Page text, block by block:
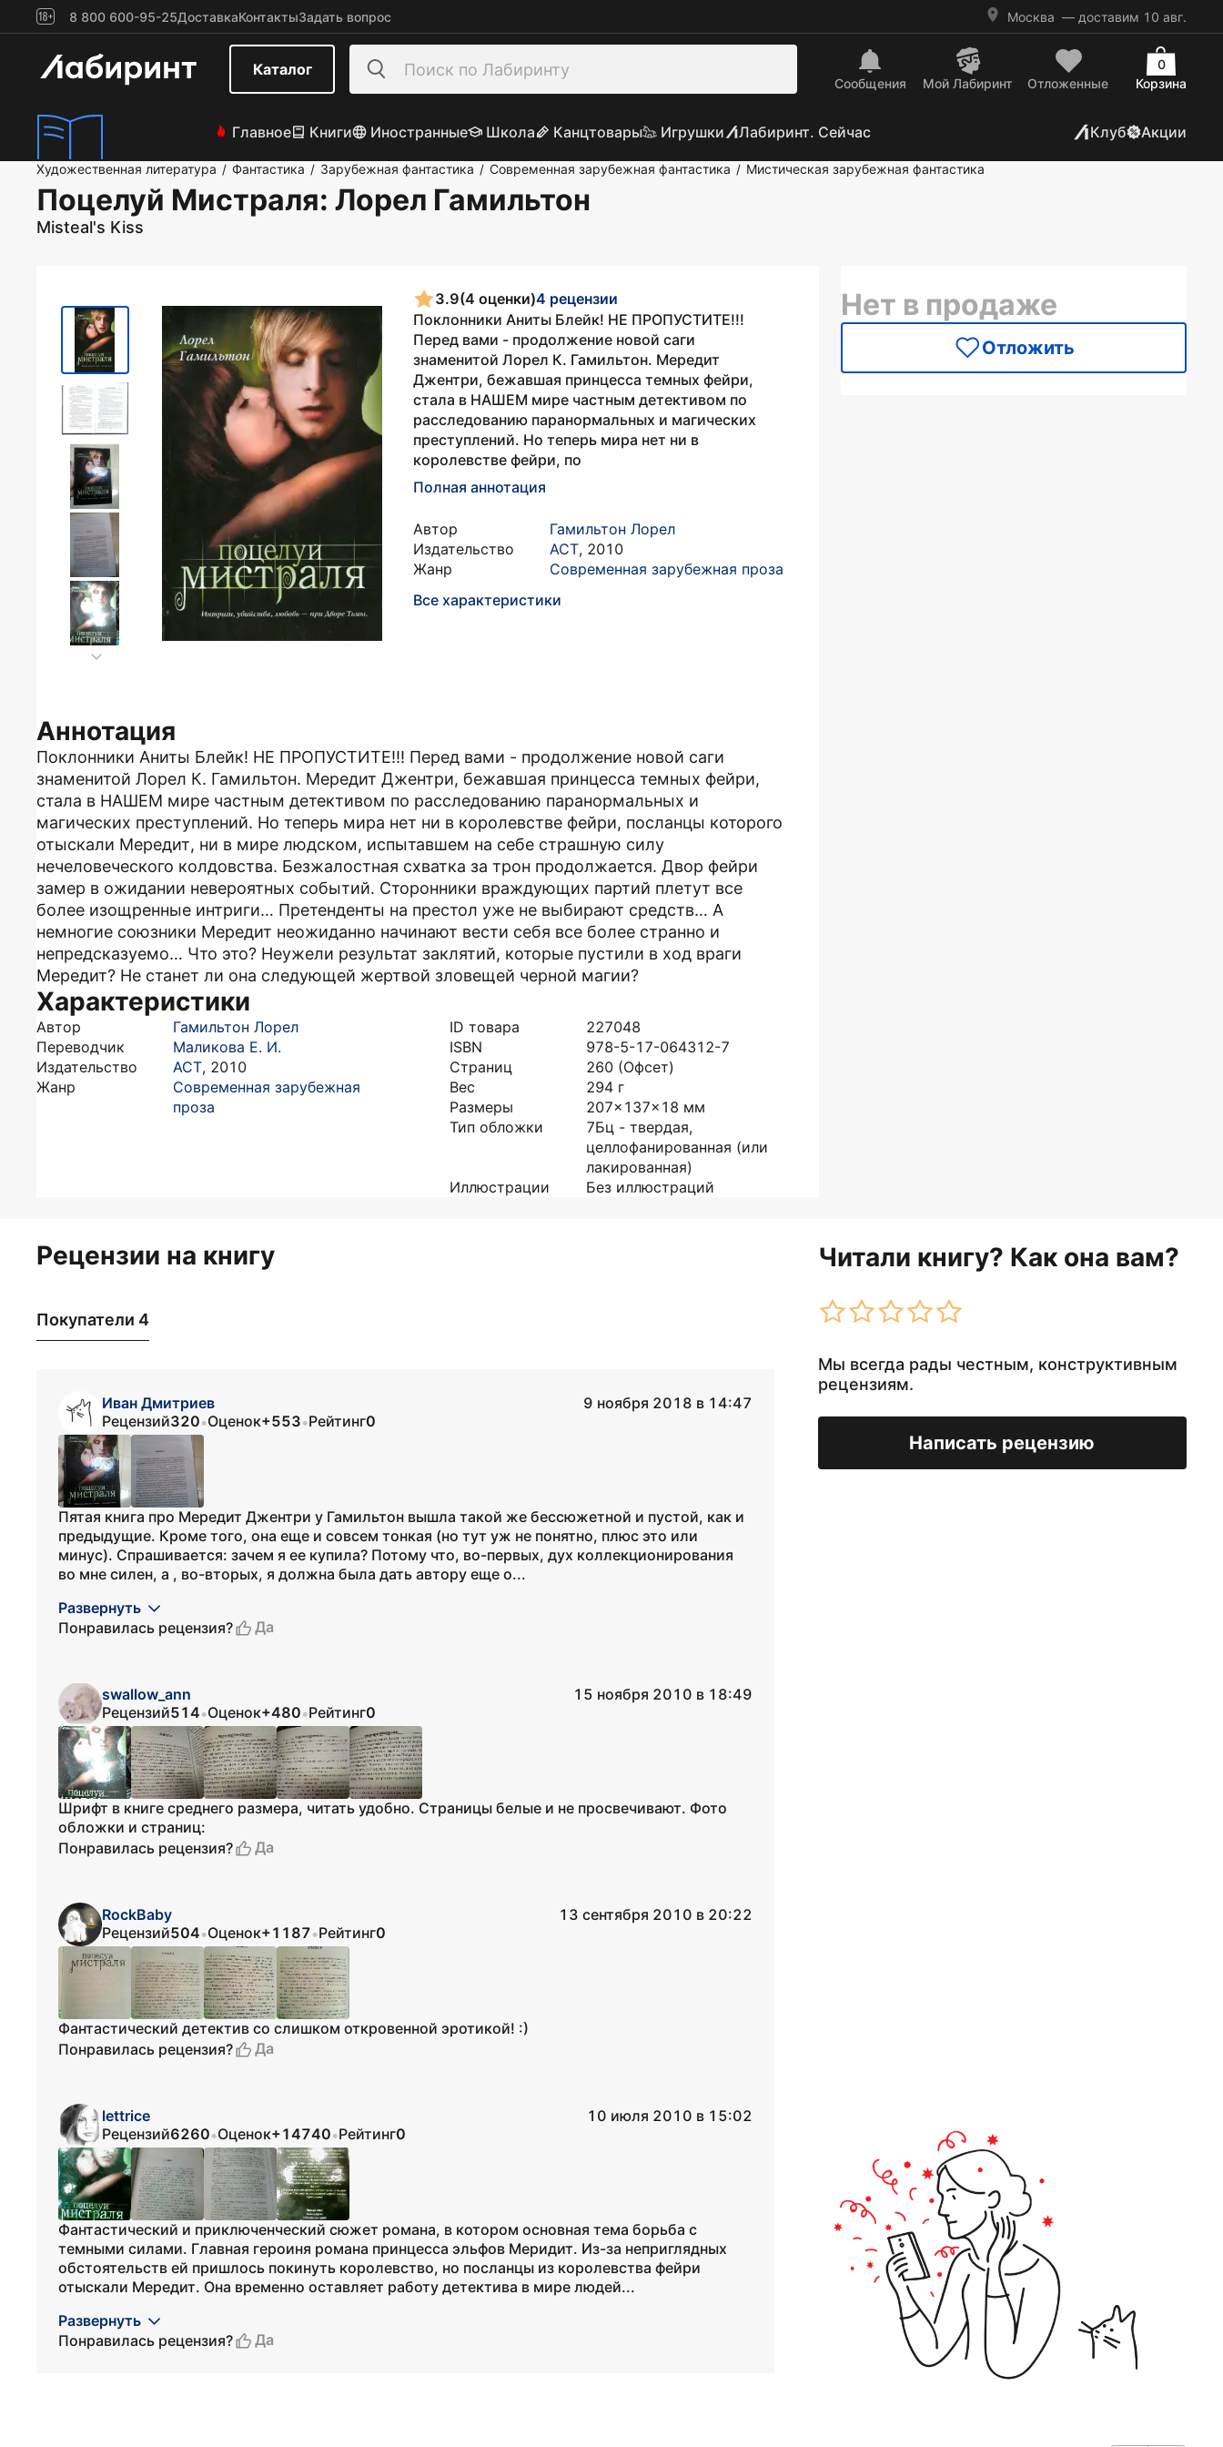
8 800 600-95-25ДоставкаКонтактыЗадать вопрос Москва — доставим 10 авг.
Каталог
Сообщения Mой Лабиринт Отложенные Корзина
0
Главное Книги Иностранные Школа Канцтовары Игрушки Лабиринт. Сейчас Клуб Акции
Художественная литература / Фантастика / Зарубежная фантастика / Современная зарубежная фантастика / Мистическая зарубежная фантастика
Поцелуй Мистраля: Лорел Гамильтон
Misteal's Kiss
3.9(4 оценки)4 рецензии
Поклонники Аниты Блейк! НЕ ПРОПУСТИТЕ!!!
Перед вами - продолжение новой саги
знаменитой Лорел К. Гамильтон. Мередит
Джентри, бежавшая принцесса темных фейри,
стала в НАШЕМ мире частным детективом по
расследованию паранормальных и магических
преступлений. Но теперь мира нет ни в
королевстве фейри, по
Полная аннотация
Автор
Гамильтон Лорел
Издательство
АСТ, 2010
Жанр
Современная зарубежная проза
Все характеристики
Аннотация
Поклонники Аниты Блейк! НЕ ПРОПУСТИТЕ!!! Перед вами - продолжение новой саги
знаменитой Лорел К. Гамильтон. Мередит Джентри, бежавшая принцесса темных фейри,
стала в НАШЕМ мире частным детективом по расследованию паранормальных и
магических преступлений. Но теперь мира нет ни в королевстве фейри, посланцы которого
отыскали Мередит, ни в мире людском, испытавшем на себе страшную силу
нечеловеческого колдовства. Безжалостная схватка за трон продолжается. Двор фейри
замер в ожидании невероятных событий. Сторонники враждующих партий плетут все
более изощренные интриги… Претенденты на престол уже не выбирают средств… А
немногие союзники Мередит неожиданно начинают вести себя все более странно и
непредсказуемо… Что это? Неужели результат заклятий, которые пустили в ход враги
Мередит? Не станет ли она следующей жертвой зловещей черной магии?
Характеристики
Автор
Гамильтон Лорел
Переводчик
Маликова Е. И.
Издательство
АСТ, 2010
Жанр
Современная зарубежная
проза
ID товара
227048
ISBN
978-5-17-064312-7
Страниц
260 (Офсет)
Вес
294 г
Размеры
207x137x18 мм
Тип обложки
7Бц - твердая,
целлофанированная (или
лакированная)
Иллюстрации
Без иллюстраций
Нет в продаже
Отложить
Рецензии на книгу Читали книгу? Как она вам?
Мы всегда рады честным, конструктивным
рецензиям.
Написать рецензию
Покупатели 4
Иван Дмитриев
9 ноября 2018 в 14:47
Рецензий320•Оценок+553•Рейтинг0
Пятая книга про Мередит Джентри у Гамильтон вышла такой же бессюжетной и пустой, как и
предыдущие. Кроме того, она еще и совсем тонкая (но тут уж не понятно, плюс это или
минус). Спрашивается: зачем я ее купила? Потому что, во-первых, дух коллекционирования
во мне силен, а , во-вторых, я должна была дать автору еще о...
Развернуть
Понравилась рецензия?
Да
swallow_ann
15 ноября 2010 в 18:49
Рецензий514•Оценок+480•Рейтинг0
Шрифт в книге среднего размера, читать удобно. Страницы белые и не просвечивают. Фото
обложки и страниц:
Понравилась рецензия?
Да
RockBaby
13 сентября 2010 в 20:22
Рецензий504•Оценок+1187•Рейтинг0
Фантастический детектив со слишком откровенной эротикой! :)
Понравилась рецензия?
Да
lettrice
10 июля 2010 в 15:02
Рецензий6260•Оценок+14740•Рейтинг0
Фантастический и приключенческий сюжет романа, в котором основная тема борьба с
темными силами. Главная героиня романа принцесса эльфов Меридит. Из-за неприглядных
обстоятельств ей пришлось покинуть королевство, но посланцы из королевства фейри
отыскали Мередит. Она временно оставляет работу детектива в мире людей...
Развернуть
Понравилась рецензия?
Да